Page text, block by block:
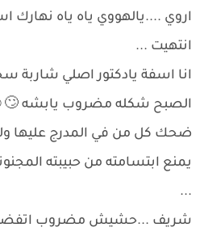
اروي ....يالهووي ياه ياه
انتهيت ...
انا اسفة يادكتور اصلي
الصبح شكله مضروب يابشه 🙄⁦☺️⁩
ضحك كل من في المدرج عليها
يمنع ابتسامته من حبيبته
...
شريف ...حشيش مضروب